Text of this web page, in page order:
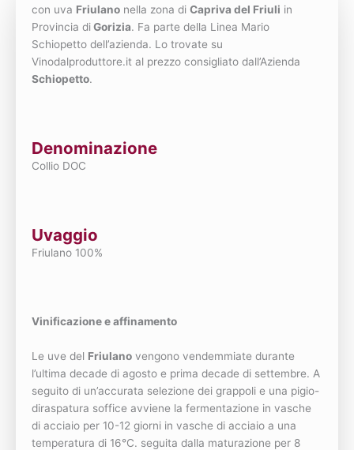
con uva Friulano nella zona di Capriva del Friuli in
Provincia diGorizia. Fa parte della Linea Mario
Schiopetto dell’azienda. Lo trovate su
Vinodalproduttore.it al prezzo consigliato dall’Azienda
Schiopetto.
Denominazione
Collio DOC
Uvaggio
Friulano 100%
Vinificazione e affinamento
Le uve del Friulano vengono vendemmiate durante
l’ultima decade di agosto e prima decade di settembre. A
seguito di un’accurata selezione dei grappoli e una pigio-
diraspatura soffice avviene la fermentazione in vasche
di acciaio per 10-12 giorni in vasche di acciaio a una
temperatura di 16°C. seguita dalla maturazione per 8